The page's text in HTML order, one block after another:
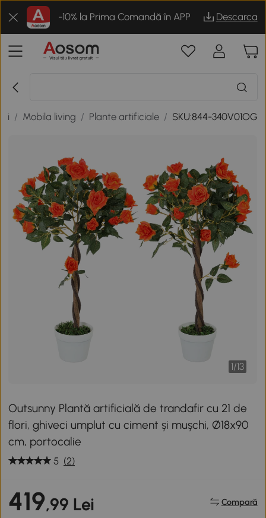
-10% la Prima Comandă în APP Descarca
/ Mobila living / Plante artificiale / SKU:844-340V01OG
1/13
Outsunny Plantă artificială de trandafir cu 21 de
flori, ghiveci umplut cu ciment și mușchi, Ø18x90
cm, portocalie
5 (2)
419,99 Lei Compară